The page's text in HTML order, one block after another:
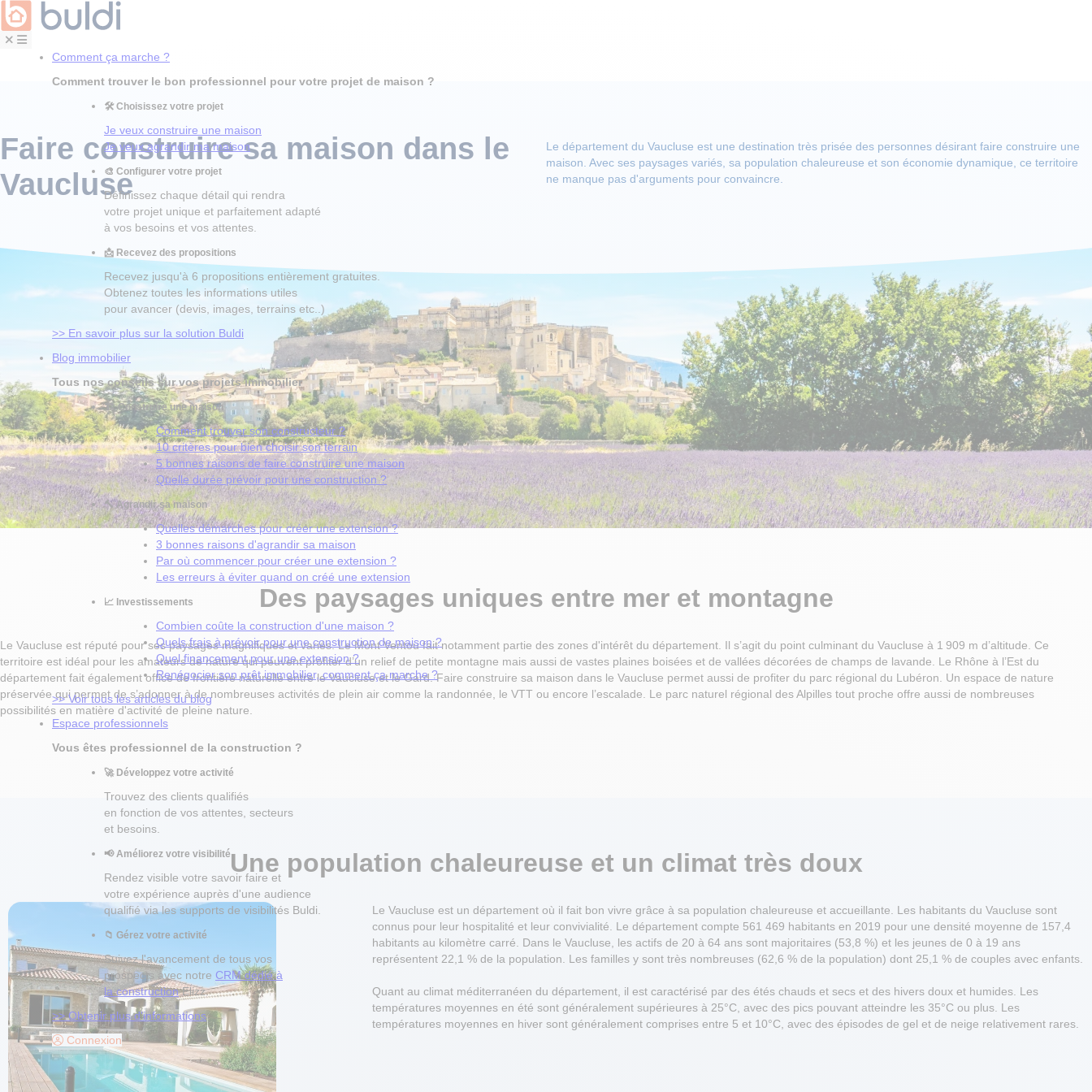
Comment ça marche ?
Comment trouver le bon professionnel pour votre projet de maison ?
🛠 Choisissez votre projet
Je veux construire une maison
Je veux agrandir ma maison
🎨 Configurer votre projet
Définissez chaque détail qui rendra
votre projet unique et parfaitement adapté
à vos besoins et vos attentes.
📩 Recevez des propositions
Recevez jusqu'à 6 propositions entièrement gratuites.
Obtenez toutes les informations utiles
pour avancer (devis, images, terrains etc..)
>> En savoir plus sur la solution Buldi
Blog immobilier
Tous nos conseils sur vos projets immobilier
🏗️ Construire une maison
Comment trouver son constructeur ?
10 critères pour bien choisir son terrain
5 bonnes raisons de faire construire une maison
Quelle durée prévoir pour une construction ?
🔨 Agrandir sa maison
Quelles démarches pour créer une extension ?
3 bonnes raisons d'agrandir sa maison
Par où commencer pour créer une extension ?
Les erreurs à éviter quand on créé une extension
📈 Investissements
Combien coûte la construction d'une maison ?
Quels frais à prévoir pour une construction de maison ?
Quel financement pour une extension ?
Renégocier son prêt immobilier, comment ça marche ?
>> Voir tous les articles du blog
Espace professionnels
Vous êtes professionnel de la construction ?
🚀 Développez votre activité
Trouvez des clients qualifiés
en fonction de vos attentes, secteurs
et besoins.
📢 Améliorez votre visibilité
Rendez visible votre savoir faire et
votre expérience auprès d'une audience
qualifié via les supports de visibilités Buldi.
📁️ Gérez votre activité
Suivez l'avancement de tous vos
prospects avec notre CRM dédié à
la constructionElizz.
>> Obtenir plus d'informations
Connexion
Faire construire sa maison dans le
Vaucluse
Le département du Vaucluse est une destination très prisée des personnes désirant faire construire une
maison. Avec ses paysages variés, sa population chaleureuse et son économie dynamique, ce territoire
ne manque pas d'arguments pour convaincre.
Des paysages uniques entre mer et montagne
Le Vaucluse est réputé pour ses paysages magnifiques et variés. Le Mont Ventou fait notamment partie des zones d'intérêt du département. Il s’agit du point culminant du Vaucluse à 1 909 m d’altitude. Ce
territoire est idéal pour les amateurs de nature qui peuvent profiter d’un relief de petite montagne mais aussi de vastes plaines boisées et de vallées décorées de champs de lavande. Le Rhône à l’Est du
département fait également office de frontière naturelle entre le Vaucluse et le Gard. Faire construire sa maison dans le Vaucluse permet aussi de profiter du parc régional du Lubéron. Un espace de nature
préservée qui permet de s’adonner à de nombreuses activités de plein air comme la randonnée, le VTT ou encore l’escalade. Le parc naturel régional des Alpilles tout proche offre aussi de nombreuses
possibilités en matière d'activité de pleine nature.
Une population chaleureuse et un climat très doux
Le Vaucluse est un département où il fait bon vivre grâce à sa population chaleureuse et accueillante. Les habitants du Vaucluse sont
connus pour leur hospitalité et leur convivialité. Le département compte 561 469 habitants en 2019 pour une densité moyenne de 157,4
habitants au kilomètre carré. Dans le Vaucluse, les actifs de 20 à 64 ans sont majoritaires (53,8 %) et les jeunes de 0 à 19 ans
représentent 22,1 % de la population. Les familles y sont très nombreuses (62,6 % de la population) dont 25,1 % de couples avec enfants.
Quant au climat méditerranéen du département, il est caractérisé par des étés chauds et secs et des hivers doux et humides. Les
températures moyennes en été sont généralement supérieures à 25°C, avec des pics pouvant atteindre les 35°C ou plus. Les
températures moyennes en hiver sont généralement comprises entre 5 et 10°C, avec des épisodes de gel et de neige relativement rares.